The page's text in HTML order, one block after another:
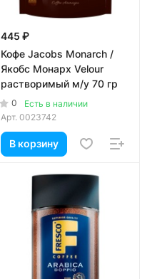
445 ₽
Кофе Jacobs Monarch /
Якобс Монарх Velour
растворимый м/у 70 гр
0
Есть в наличии
Арт. 0023742
В корзину